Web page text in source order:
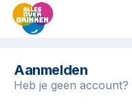
Aanmelden
Heb je geen account?